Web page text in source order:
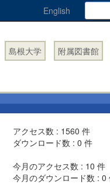
English
島根大学 附属図書館
アクセス数 : 1560 件
ダウンロード数 :0 件
今月のアクセス数 : 10 件
今月のダウンロード数 :0